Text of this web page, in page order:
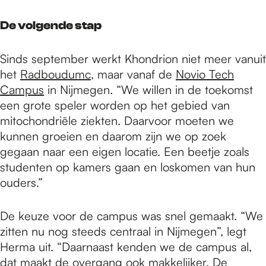
De volgende stap
Sinds september werkt Khondrion niet meer vanuit
het Radboudumc, maar vanaf de Novio Tech
Campus in Nijmegen. “We willen in de toekomst
een grote speler worden op het gebied van
mitochondriële ziekten. Daarvoor moeten we
kunnen groeien en daarom zijn we op zoek
gegaan naar een eigen locatie. Een beetje zoals
studenten op kamers gaan en loskomen van hun
ouders.”
De keuze voor de campus was snel gemaakt. “We
zitten nu nog steeds centraal in Nijmegen”, legt
Herma uit. “Daarnaast kenden we de campus al,
dat maakt de overgang ook makkelijker. De